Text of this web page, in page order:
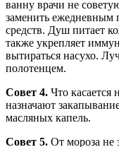
ванну врачи не
заменить
средств. Душ питает
также укрепляет
вытираться насухо.
полотенцем.
Совет 4. Что касается
назначают
масляных капель.
Совет 5. От мороза не